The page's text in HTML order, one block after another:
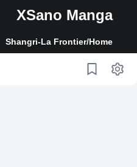
XSano Manga
Home
/
Shangri-La Frontier